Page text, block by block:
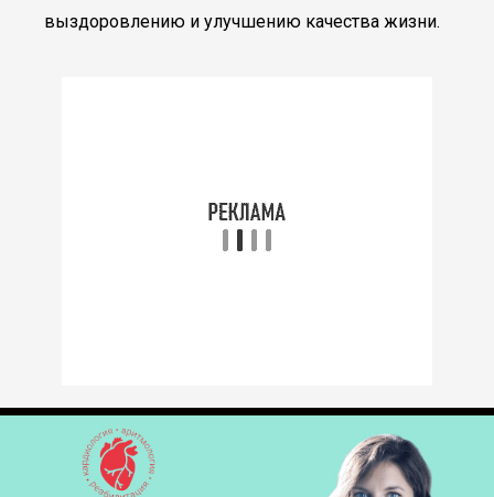
выздоровлению и улучшению качества жизни.